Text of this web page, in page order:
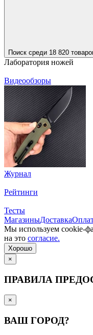
Поиск среди 18 820
Лаборатория ножей
Видеообзоры
Журнал
Рейтинги
Тесты
МагазиныДоставка
Мы используем cookie-
на это согласие.
Хорошо
×
ПРАВИЛА
×
ВАШ ГОРОД?